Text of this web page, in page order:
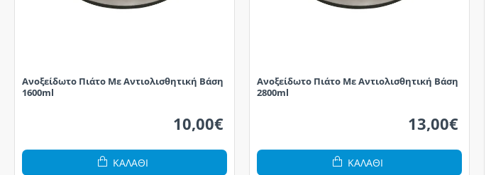
Ανοξείδωτο Πιάτο Με Αντιολισθητική Βάση
1600ml
10,00€
ΚΑΛΆΘΙ
Ανοξείδωτο Πιάτο Με Αντιολισθητική Βάση
2800ml
13,00€
ΚΑΛΆΘΙ